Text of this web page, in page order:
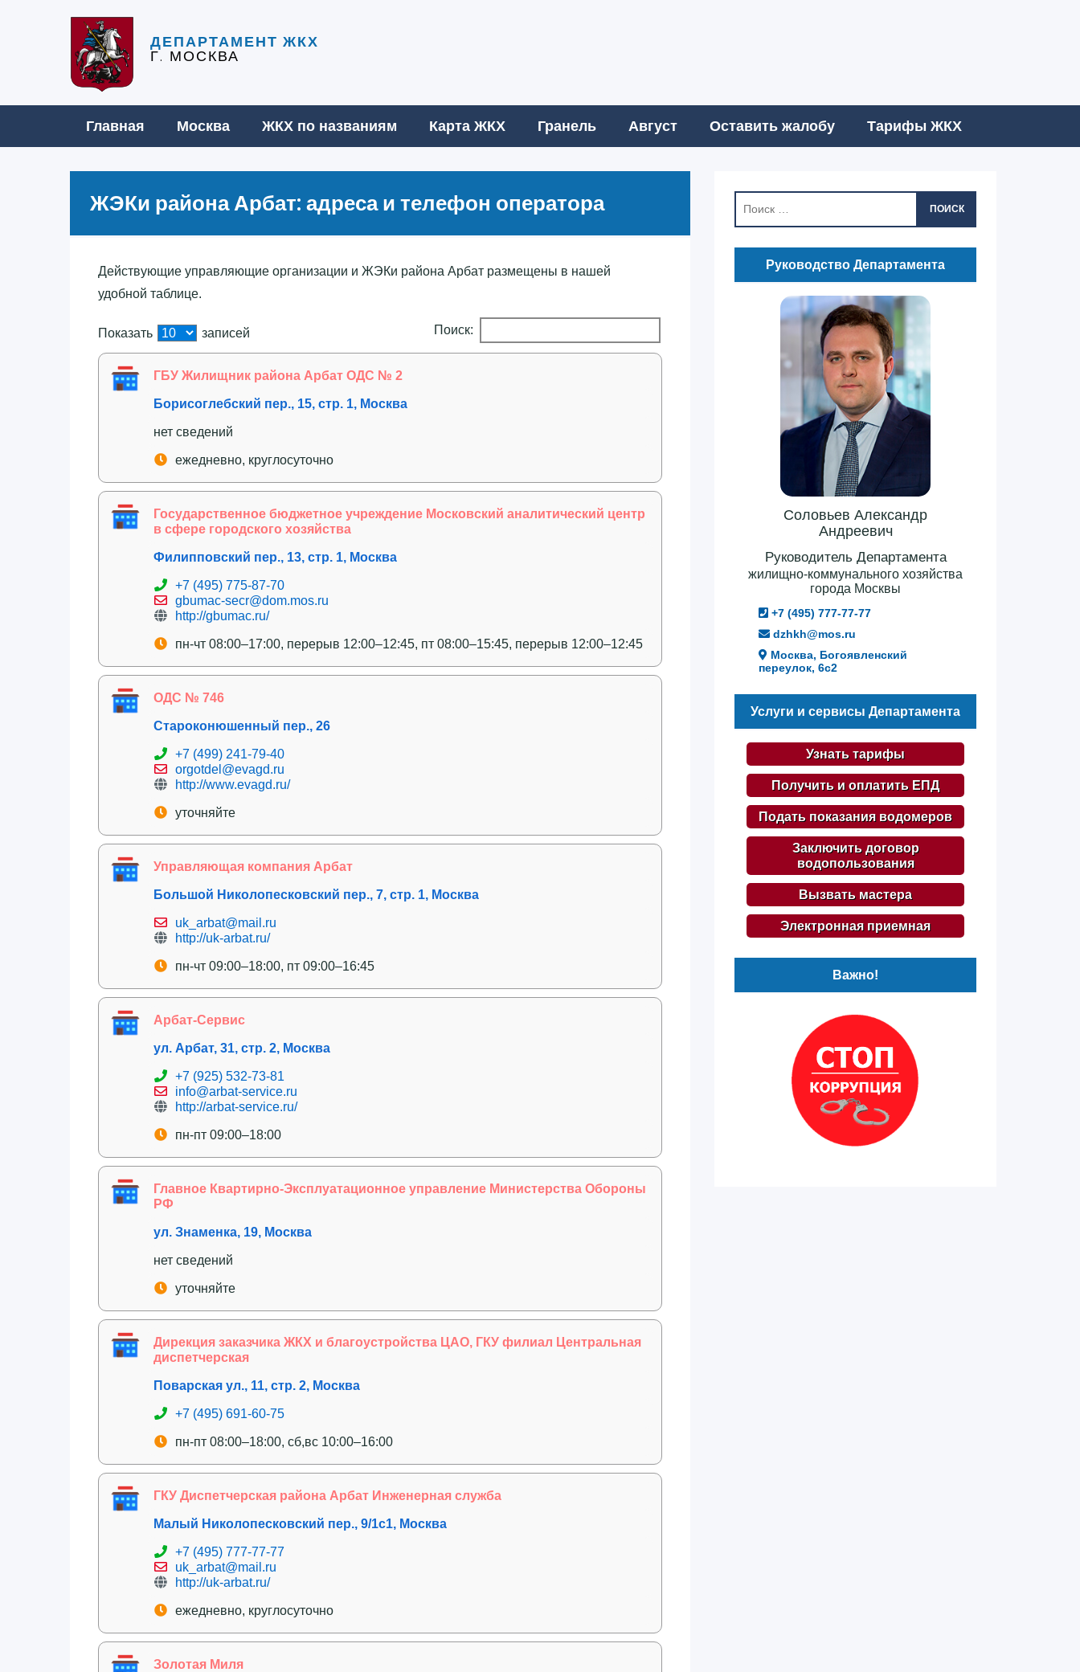
ДЕПАРТАМЕНТ ЖКХ
Г. МОСКВА
Главная Москва ЖКХ по названиям Карта ЖКХ Гранель Август Оставить жалобу Тарифы ЖКХ
ЖЭКи района Арбат: адреса и телефон оператора
Действующие управляющие организации и ЖЭКи района Арбат размещены в нашей
удобной таблице.
Показать записей Поиск:
ГБУ Жилищник района Арбат ОДС № 2
Борисоглебский пер., 15, стр. 1, Москва
нет сведений
ежедневно, круглосуточно
Государственное бюджетное учреждение Московский аналитический центр
в сфере городского хозяйства
Филипповский пер., 13, стр. 1, Москва
+7 (495) 775-87-70
gbumac-secr@dom.mos.ru
http://gbumac.ru/
пн-чт 08:00–17:00, перерыв 12:00–12:45, пт 08:00–15:45, перерыв 12:00–12:45
ОДС № 746
Староконюшенный пер., 26
+7 (499) 241-79-40
orgotdel@evagd.ru
http://www.evagd.ru/
уточняйте
Управляющая компания Арбат
Большой Николопесковский пер., 7, стр. 1, Москва
uk_arbat@mail.ru
http://uk-arbat.ru/
пн-чт 09:00–18:00, пт 09:00–16:45
Арбат-Сервис
ул. Арбат, 31, стр. 2, Москва
+7 (925) 532-73-81
info@arbat-service.ru
http://arbat-service.ru/
пн-пт 09:00–18:00
Главное Квартирно-Эксплуатационное управление Министерства Обороны
РФ
ул. Знаменка, 19, Москва
нет сведений
уточняйте
Дирекция заказчика ЖКХ и благоустройства ЦАО, ГКУ филиал Центральная
диспетчерская
Поварская ул., 11, стр. 2, Москва
+7 (495) 691-60-75
пн-пт 08:00–18:00, сб,вс 10:00–16:00
ГКУ Диспетчерская района Арбат Инженерная служба
Малый Николопесковский пер., 9/1с1, Москва
+7 (495) 777-77-77
uk_arbat@mail.ru
http://uk-arbat.ru/
ежедневно, круглосуточно
Золотая Миля
ПОИСК
Руководство Департамента
Соловьев Александр
Андреевич
Руководитель Департамента
жилищно-коммунального хозяйства
города Москвы
+7 (495) 777-77-77
dzhkh@mos.ru
Москва, Богоявленский
переулок, 6с2
Услуги и сервисы Департамента
Узнать тарифы
Получить и оплатить ЕПД
Подать показания водомеров
Заключить договор
водопользования
Вызвать мастера
Электронная приемная
Важно!